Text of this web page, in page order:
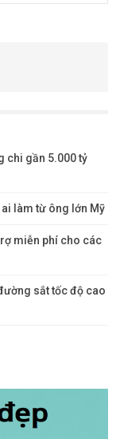
chi gần 5.000 tỷ
làm từ ông lớn Mỹ
miễn phí cho các
sắt tốc độ cao